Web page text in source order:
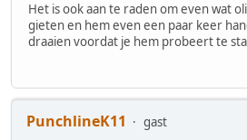
Het is ook aan te raden om even wat
gieten en hem even een paar keer
draaien voordat je hem probeert te
PunchlineK11
gast